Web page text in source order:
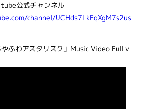
公式チャンネル
channel/UCHds7LkFqXgM7s2us
ふわアスタリスク」Music Video Full v